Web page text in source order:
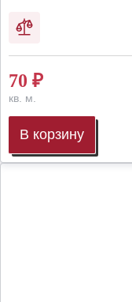
70 ₽
кв. м.
В корзину